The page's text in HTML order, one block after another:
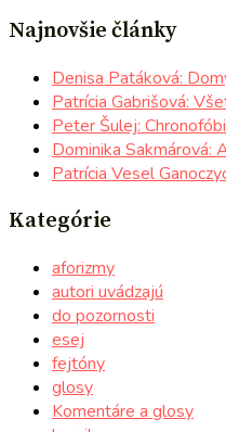
Najnovšie články
Denisa Patáková:
Patrícia Gabrišová:
Peter Šulej:
Dominika Sakmárová:
Patrícia Vesel
Kategórie
aforizmy
autori uvádzajú
do pozornosti
esej
fejtóny
glosy
Komentáre a glosy